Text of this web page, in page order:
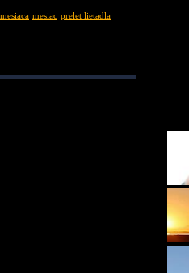
mesiac prelet lietadla